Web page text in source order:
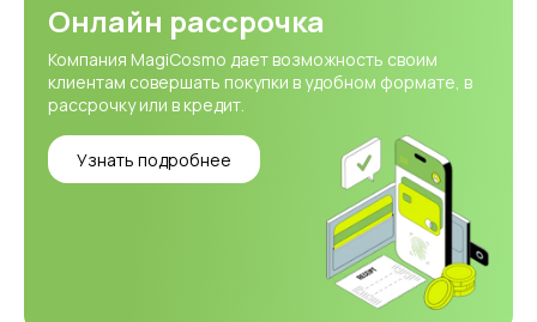
Онлайн рассрочка
Компания MagiCosmo дает возможность своим
клиентам совершать покупки в удобном формате, в
рассрочку или в кредит.
Узнать подробнее